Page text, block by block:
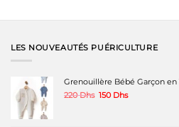
a
variations.
être
choisies
a
être
LES NOUVEAUTÉS PUÉRICULTURE
Grenouillère Bébé Garçon
220Dhs Le
150 DhsLe